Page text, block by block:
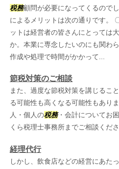
税務顧問が必要になってくるのでし
によるメリットは次の通りです。
ットは経営者の皆さんにとっては
か。本業に専念したいのにも関わ
作成や処理で時間がかかって...
節税対策のご相談
また、過度な節税対策を講じること
る可能性も高くなる可能性もあり
人・個人の税務・会計についてお
くら税理士事務所までご相談くだ
経理代行
しかし、飲食店などの経営にあた